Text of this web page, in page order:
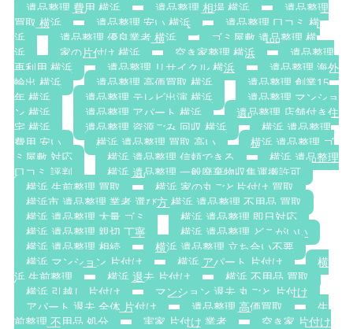
遺品整理 費用 横浜
遺品整理 相場 横浜
遺品整理
買取 横浜
遺品整理 安い 横浜
遺品整理 口コミ 横
浜
遺品整理 優良業者 横浜
ゴミ屋敷 遺品整理 横
浜
家の片付け 横浜 空き家整理 横浜
遺品整理
再利用 横浜
遺品整理 リサイクル 横浜
遺品整理 海外
輸出 横浜
遺品整理 高価買取 横浜
遺品整理 創業15
年 横浜
遺品整理 テレビ出演 横浜
遺品整理 マンショ
ン 横浜
遺品整理 アパート 横浜
遺品整理 店舗付き住
宅 横浜
遺品整理 資源ごみ 回収 横浜
横浜 遺品整理
費用 安い
横浜 遺品整理 買取 高い
横浜 遺品整理 ゴ
ミ屋敷 対応
横浜 遺品整理 信頼できる
横浜 遺品整理
口コミ 評判
横浜 遺品整理 一般廃棄物収集運搬許可
横浜 生前整理 買取
横浜 家の丸ごと片付け 買取
横浜市 遺品整理 業者 選び方 横浜 遺品整理 不用品 買取
横浜 遺品整理 大量 ゴミ
横浜 遺品整理 即日対応
横浜 遺品整理 親切 丁寧
横浜 遺品整理 どこがいい
横浜 遺品整理 相続
横浜 遺品整理 立ち合い不要
横浜 マンション 片付け
横浜 アパート 片付け
横
浜 生前整理
横浜 退去 片付け
横浜 不用品 買取
横浜 引越し 片付け
マンション 退去 丸ごと 片付け
アパート 退去 全体 片付け
遺品整理 高価買取
生
前整理 不用品 処分
実家 片付け 業者
空き家 片付け